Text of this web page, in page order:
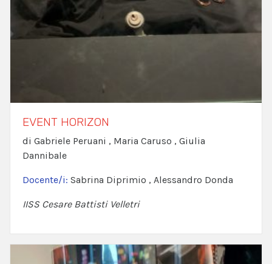
EVENT HORIZON
di Gabriele Peruani , Maria Caruso , Giulia
Dannibale
Docente/i: Sabrina Diprimio , Alessandro Donda
IISS Cesare Battisti Velletri